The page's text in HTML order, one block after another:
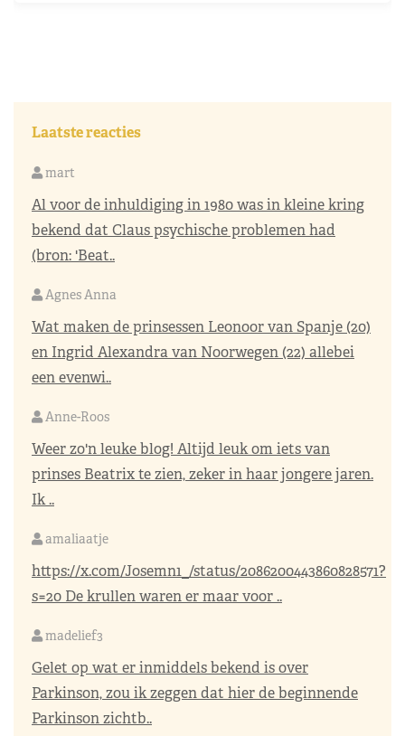
Laatste reacties
mart
Al voor de inhuldiging in 1980 was in kleine kring
bekend dat Claus psychische problemen had
(bron: 'Beat..
Agnes Anna
Wat maken de prinsessen Leonoor van Spanje (20)
en Ingrid Alexandra van Noorwegen (22) allebei
een evenwi..
Anne-Roos
Weer zo'n leuke blog! Altijd leuk om iets van
prinses Beatrix te zien, zeker in haar jongere jaren.
Ik ..
amaliaatje
https://x.com/Josemn1_/status/2086200443860828571?
s=20 De krullen waren er maar voor ..
madelief3
Gelet op wat er inmiddels bekend is over
Parkinson, zou ik zeggen dat hier de beginnende
Parkinson zichtb..